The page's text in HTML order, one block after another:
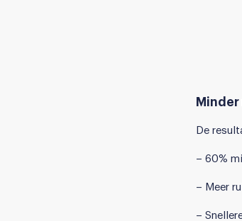
De
– 60%
– Meer
–